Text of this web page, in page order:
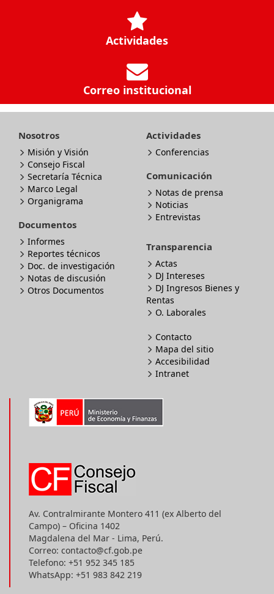
Actividades
Correo institucional
Nosotros
Misión y Visión
Consejo Fiscal
Secretaría Técnica
Marco Legal
Organigrama
Documentos
Informes
Reportes técnicos
Doc. de investigación
Notas de discusión
Otros Documentos
Actividades
Conferencias
Comunicación
Notas de prensa
Noticias
Entrevistas
Transparencia
Actas
DJ Intereses
DJ Ingresos Bienes y
Rentas
O. Laborales
Contacto
Mapa del sitio
Accesibilidad
Intranet
Av. Contralmirante Montero 411 (ex Alberto del
Campo) – Oficina 1402
Magdalena del Mar - Lima, Perú.
Correo: contacto@cf.gob.pe
Telefono: +51 952 345 185
WhatsApp: +51 983 842 219